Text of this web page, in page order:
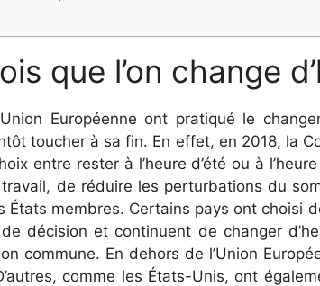
que l’on change
Européenne ont pratiqué le
toucher à sa fin. En effet, en 2018, la
entre rester à l’heure d’été ou à
travail, de réduire les perturbations du
États membres. Certains pays ont choisi
de décision et continuent de changer
commune. En dehors de l’Union
comme les États-Unis, ont